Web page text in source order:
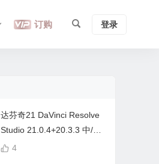
订购 登录
达芬奇21 DaVinci Resolve
Studio 21.0.4+20.3.3 中/英
文 Win/Mac
4